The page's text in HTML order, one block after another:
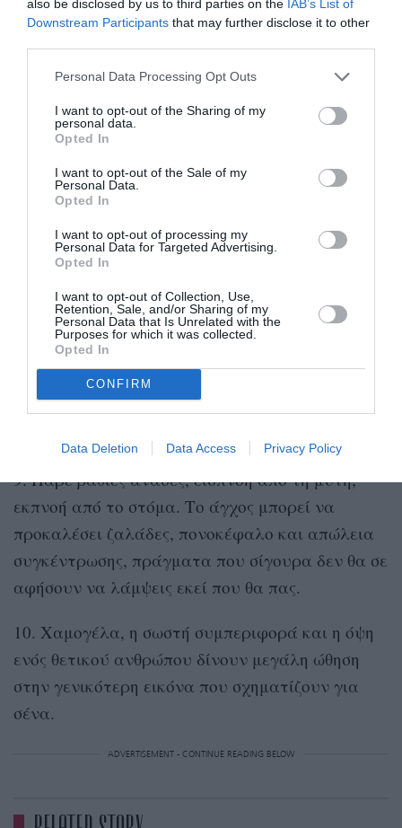
also be disclosed by us to third parties on the IAB’s List of
Downstream Participants that may further disclose it to other
Personal Data Processing Opt Outs
I want to opt-out of the Sharing of my
personal data.
Opted In
I want to opt-out of the Sale of my
Personal Data.
Opted In
I want to opt-out of processing my
Personal Data for Targeted Advertising.
Opted In
I want to opt-out of Collection, Use,
Retention, Sale, and/or Sharing of my
Personal Data that Is Unrelated with the
Purposes for which it was collected.
Opted In
CONFIRM
Data Deletion Data Access Privacy Policy
7. Απενεργοποίησε τελείως το τηλέφωνο σου. Το
να χτυπήσει το τηλέφωνο σου κατά τη διάρκεια
της συνέντευξης είναι κάπως άβολο, αν πάλι δεν
8. Πιες λίγο νερό: Η ενυδάτωση είναι το κλειδί
για να είσαι σε εγρήγορση. Με το που φτάσεις
στο γραφείο δέξου το ποτήρι με το νερό που θα
σου προσφέρουν, δεν θες να στεγνώσει το στόμα
9. Πάρε βαθιές ανάσες, εισπνοή από τη μύτη,
εκπνοή από το στόμα. Το άγχος μπορεί να
προκαλέσει ζαλάδες, πονοκέφαλο και απώλεια
συγκέντρωσης, πράγματα που σίγουρα δεν θα σε
αφήσουν να λάμψεις εκεί που θα πας.
10. Χαμογέλα, η σωστή συμπεριφορά και η όψη
ενός θετικού ανθρώπου δίνουν μεγάλη ώθηση
στην γενικότερη εικόνα που σχηματίζουν για
σένα.
ADVERTISEMENT - CONTINUE READING BELOW